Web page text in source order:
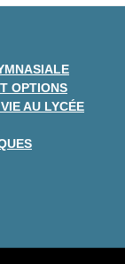
OPTIONS
AU LYCÉE